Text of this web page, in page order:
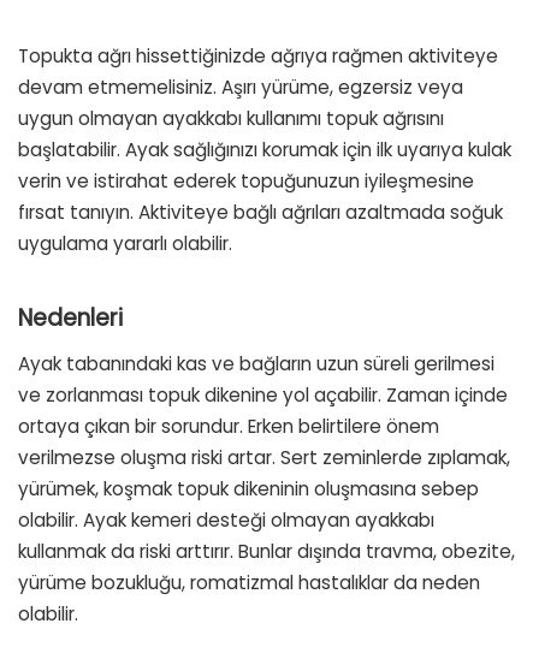
Topukta ağrı hissettiğinizde ağrıya rağmen aktiviteye
devam etmemelisiniz. Aşırı yürüme, egzersiz veya
uygun olmayan ayakkabı kullanımı topuk ağrısını
başlatabilir. Ayak sağlığınızı korumak için ilk uyarıya kulak
verin ve istirahat ederek topuğunuzun iyileşmesine
fırsat tanıyın. Aktiviteye bağlı ağrıları azaltmada soğuk
uygulama yararlı olabilir.
Nedenleri
Ayak tabanındaki kas ve bağların uzun süreli gerilmesi
ve zorlanması topuk dikenine yol açabilir. Zaman içinde
ortaya çıkan bir sorundur. Erken belirtilere önem
verilmezse oluşma riski artar. Sert zeminlerde zıplamak,
yürümek, koşmak topuk dikeninin oluşmasına sebep
olabilir. Ayak kemeri desteği olmayan ayakkabı
kullanmak da riski arttırır. Bunlar dışında travma, obezite,
yürüme bozukluğu, romatizmal hastalıklar da neden
olabilir.